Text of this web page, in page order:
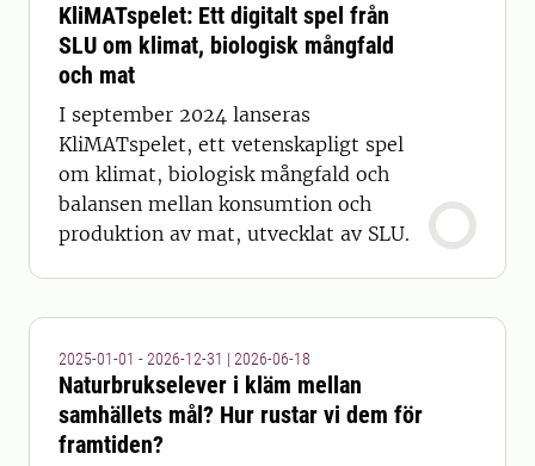
KliMATspelet: Ett digitalt spel från
SLU om klimat, biologisk mångfald
och mat
I september 2024 lanseras
KliMATspelet, ett vetenskapligt spel
om klimat, biologisk mångfald och
balansen mellan konsumtion och
produktion av mat, utvecklat av SLU.
2025-01-01 - 2026-12-31 | 2026-06-18
Naturbrukselever i kläm mellan
samhällets mål? Hur rustar vi dem för
framtiden?